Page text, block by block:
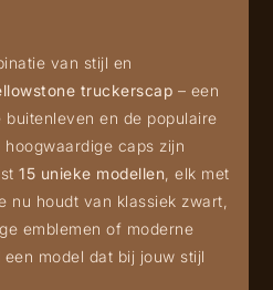
van stijl en
truckerscap – een
en de populaire
hoogwaardige caps zijn
15 unieke modellen , elk met
nu houdt van klassiek zwart,
emblemen of moderne
model dat bij jouw stijl